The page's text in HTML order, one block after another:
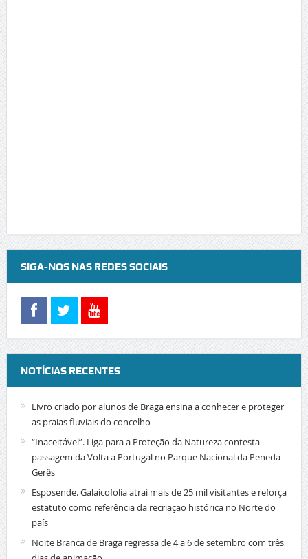
SIGA-NOS NAS REDES SOCIAIS
NOTÍCIAS RECENTES
Livro criado por alunos de Braga ensina a conhecer e proteger
as praias fluviais do concelho
“Inaceitável”. Liga para a Proteção da Natureza contesta
passagem da Volta a Portugal no Parque Nacional da Peneda-
Gerês
Esposende. Galaicofolia atrai mais de 25 mil visitantes e reforça
estatuto como referência da recriação histórica no Norte do
país
Noite Branca de Braga regressa de 4 a 6 de setembro com três